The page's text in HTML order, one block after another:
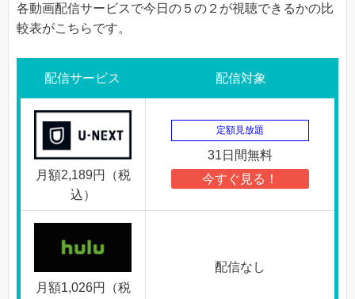
各動画配信サービスで今日の５の２が視聴できるかの比
較表がこちらです。
配信サービス 配信対象
月額2,189円（税
込）
定額見放題
31日間無料
今すぐ見る！
月額1,026円（税
配信なし